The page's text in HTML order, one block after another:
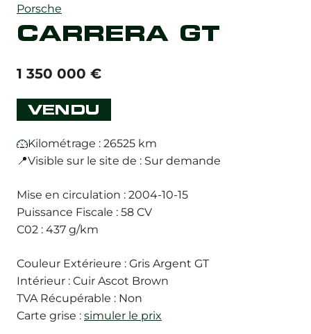
Porsche
CARRERA GT
1 350 000 €
VENDU
Kilométrage : 26525 km
📍Visible sur le site de : Sur demande
Mise en circulation : 2004-10-15
Puissance Fiscale : 58 CV
C02 : 437 g/km
Couleur Extérieure : Gris Argent GT
Intérieur : Cuir Ascot Brown
TVA Récupérable : Non
Carte grise : simuler le prix